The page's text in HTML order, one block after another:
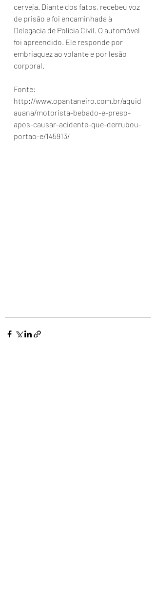
cerveja. Diante dos fatos, recebeu voz
de prisão e foi encaminhada à
Delegacia de Polícia Civil. O automóvel
foi apreendido. Ele responde por
embriaguez ao volante e por lesão
corporal.
Fonte:
http://www.opantaneiro.com.br/aquid
auana/motorista-bebado-e-preso-
apos-causar-acidente-que-derrubou-
portao-e/145913/